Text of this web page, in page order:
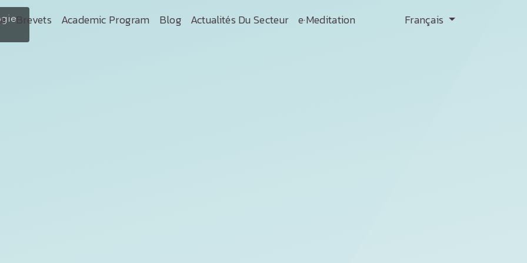
Brevets Academic Program Blog Actualités Du Secteur e·Meditation Français